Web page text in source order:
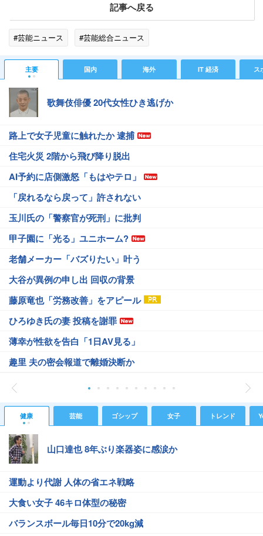
記事へ戻る
#芸能ニュース #芸能総合ニュース
主要 国内 海外 IT 経済 ス
歌舞伎俳優 20代女性ひき逃げか
路上で女子児童に触れたか 逮捕
住宅火災 2階から飛び降り脱出
AI予約に店側激怒「もはやテロ」
「戻れるなら戻って」許されない
玉川氏の「警察官が死刑」に批判
甲子園に「光る」ユニホーム?
老舗メーカー「バズりたい」叶う
大谷が異例の申し出 回収の背景
藤原竜也「労務改善」をアピール
ひろゆき氏の妻 投稿を謝罪
薄幸が性欲を告白「1日AV見る」
趣里 夫の密会報道で離婚決断か
健康 芸能 ゴシップ 女子 トレンド
山口達也 8年ぶり楽器姿に感涙か
運動より代謝 人体の省エネ戦略
大食い女子 46キロ体型の秘密
バランスボール毎日10分で20kg減